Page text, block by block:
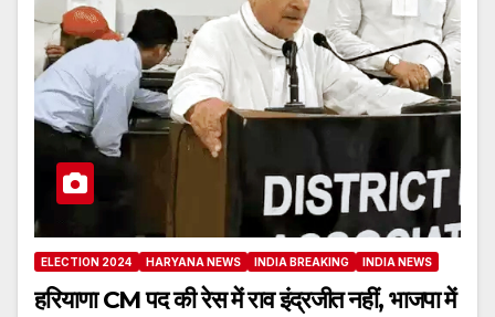
ELECTION 2024 HARYANA NEWS INDIA BREAKING INDIA NEWS
हरियाणा CM पद की रेस में राव इंद्रजीत नहीं, भाजपा में